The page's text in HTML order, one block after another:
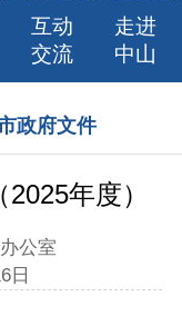
互动
交流
走进
中山
政府文件
年度）
公室
日